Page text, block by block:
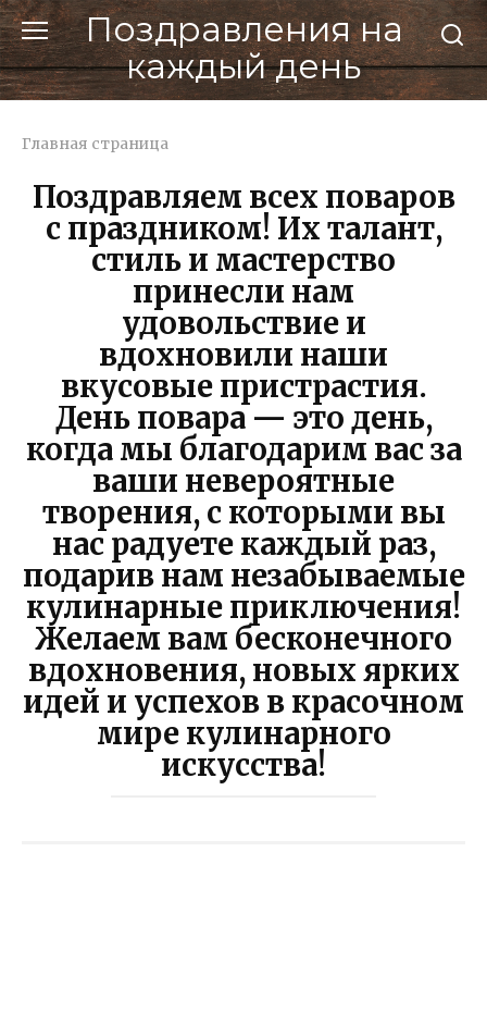
Перейти
к
контенту
Поздравления на
каждый день
Главная страница
Поздравляем всех поваров
с праздником! Их талант,
стиль и мастерство
принесли нам
удовольствие и
вдохновили наши
вкусовые пристрастия.
День повара — это день,
когда мы благодарим вас за
ваши невероятные
творения, с которыми вы
нас радуете каждый раз,
подарив нам незабываемые
кулинарные приключения!
Желаем вам бесконечного
вдохновения, новых ярких
идей и успехов в красочном
мире кулинарного
искусства!